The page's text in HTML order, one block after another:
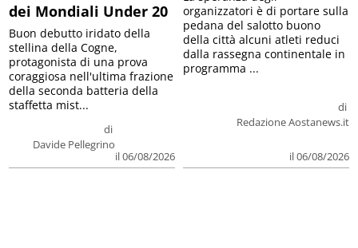
dei Mondiali Under 20
di
Davide Pellegrino
il 06/08/2026
Buon debutto iridato della
stellina della Cogne,
protagonista di una prova
coraggiosa nell'ultima frazione
della seconda batteria della
staffetta mist...
di
Redazione Aostanews.it
il 06/08/2026
organizzatori è di portare sulla
pedana del salotto buono
della città alcuni atleti reduci
dalla rassegna continentale in
programma ...